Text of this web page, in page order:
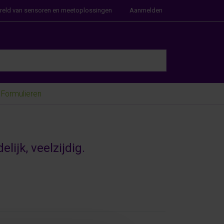
van sensoren en meetoplossingen Aanmelden
Formulieren
veelzijdig.